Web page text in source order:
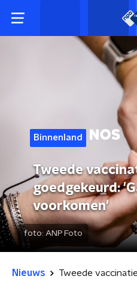
Binnenland
Tweede
goedgekeurd:
voorkomen'
foto: ANP Foto
Nieuws